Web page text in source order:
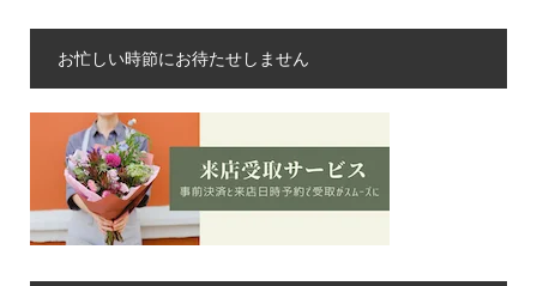
お忙しい時節にお待たせしません